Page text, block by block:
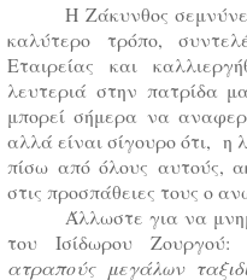
Η Ζάκυνθος
καλύτερο τρόπο,
Εταιρείας και
λευτεριά στην πατρίδα
μπορεί σήμερα να
αλλά είναι σίγουρο ότι, η
πίσω από όλους αυτούς,
στις προσπάθειες τους ο
Άλλωστε για να
του Ισίδωρου Ζουργού:
ατραπούς μεγάλων